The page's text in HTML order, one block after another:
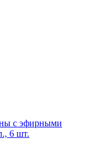
с эфирными
6 шт.